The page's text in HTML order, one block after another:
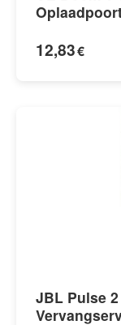
12,83€
JBL Pulse